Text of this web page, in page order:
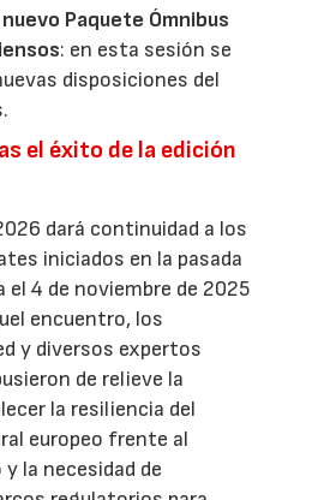
Paquete Ómnibus
: en esta sesión se
disposiciones del
el éxito de la edición
dará continuidad a los
iniciados en la pasada
el 4 de noviembre de 2025
encuentro, los
y diversos expertos
de relieve la
la resiliencia del
europeo frente al
la necesidad de